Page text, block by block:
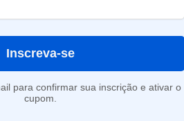
Inscreva-se
para confirmar sua inscrição e ativar o
cupom.